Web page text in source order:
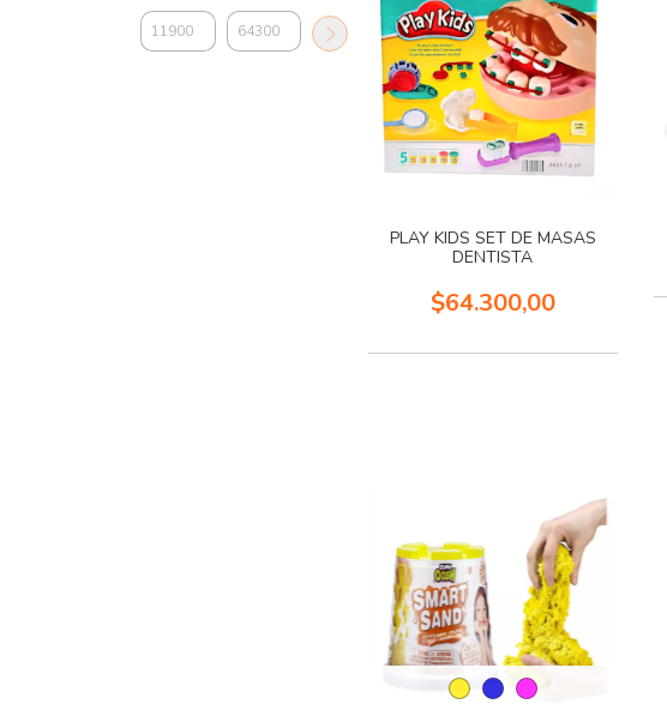
PLAY KIDS SET DE MASAS
DENTISTA
$64.300,00